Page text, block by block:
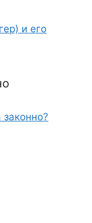
и его
законно?